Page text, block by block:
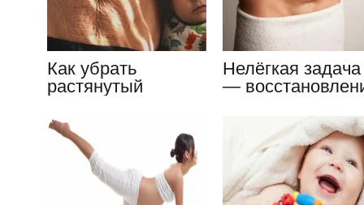
Как убрать
растянутый
после родов
Нелёгкая задача
—